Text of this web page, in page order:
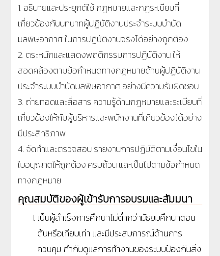
1. อธิบายและประยุกต์ใช้ กฎหมายและกฎระเบียบที่
เกี่ยวข้องกับบทบาทผู้ปฏิบัติงานประจำระบบบำบัด
มลพิษอากาศ ในการปฏิบัติงานจริงได้อย่างถูกต้อง
2. ตระหนักและแสดงพฤติกรรมการปฏิบัติงาน ให้
สอดคล้องตามข้อกำหนดทางกฎหมายด้านผู้ปฏิบัติงาน
ประจำระบบบำบัดมลพิษอากาศ อย่างมีความรับผิดชอบ
3. ถ่ายทอดและสื่อสาร ความรู้ด้านกฎหมายและระเบียบที่
เกี่ยวข้องให้กับผู้บริหารและพนักงานที่เกี่ยวข้องได้อย่าง
มีประสิทธิภาพ
4. จัดทำและตรวจสอบ รายงานการปฏิบัติตามเงื่อนไขใน
ใบอนุญาตให้ถูกต้อง ครบถ้วน และเป็นไปตามข้อกำหนด
ทางกฎหมาย
คุณสมบัติของผู้เข้ารับการอบรมและสัมมนา
เป็นผู้สำเร็จการศึกษาไม่ต่ำกว่ามัธยมศึกษาตอน
ต้นหรือเทียบเท่า และมีประสบการณ์ด้านการ
ควบคุม กำกับดูแลการทำงานของระบบป้องกันสิ่ง